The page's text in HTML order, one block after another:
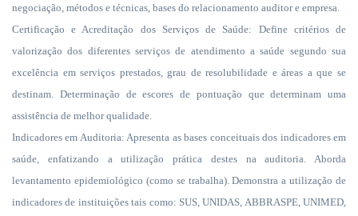
negociação, métodos e técnicas, bases do relacionamento auditor e empresa.
Certificação e Acreditação dos Serviços de Saúde: Define critérios de
valorização dos diferentes serviços de atendimento a saúde segundo sua
excelência em serviços prestados, grau de resolubilidade e áreas a que se
destinam. Determinação de escores de pontuação que determinam uma
assistência de melhor qualidade.
Indicadores em Auditoria: Apresenta as bases conceituais dos indicadores em
saúde, enfatizando a utilização prática destes na auditoria. Aborda
levantamento epidemiológico (como se trabalha). Demonstra a utilização de
indicadores de instituições tais como: SUS, UNIDAS, ABBRASPE, UNIMED,